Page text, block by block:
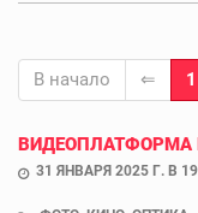
В начало ⇐ 1
ВИДЕОПЛАТФОРМА
31 ЯНВАРЯ 2025 Г. В